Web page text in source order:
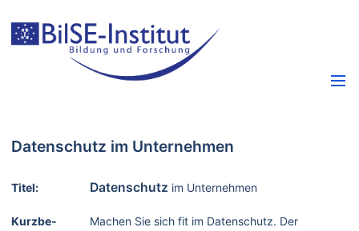
Datenschutz im Unternehmen
Titel: Datenschutz im Unternehmen
Kurzbe­
Machen Sie sich fit im Datenschutz. Der